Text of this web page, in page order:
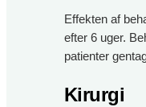
Effekten af
efter 6 uger.
patienter
Kirurgi